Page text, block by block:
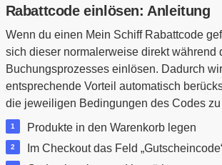
Rabattcode einlösen: Anleitung
Wenn du einen Mein Schiff Rabattcode
sich dieser normalerweise direkt während
Buchungsprozesses einlösen. Dadurch
entsprechende Vorteil automatisch
die jeweiligen Bedingungen des Codes zu
Produkte in den Warenkorb legen
Im Checkout das Feld